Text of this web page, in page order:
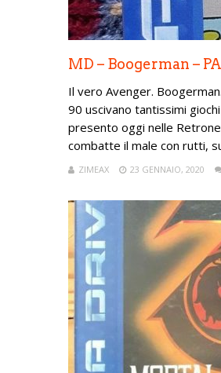
MD – Boogerman –
Il vero Avenger.
90 uscivano tantissimi
presento oggi nelle
combatte il male con rutti,
ZIMEAX 23 GENNAIO, 2020